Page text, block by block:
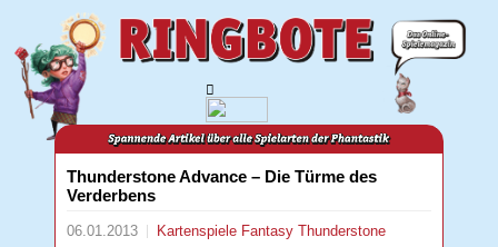
Thunderstone Advance – Die Türme des
Verderbens
06.01.2013 Kartenspiele FantasyThunderstone